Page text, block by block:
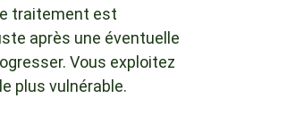
traitement est
après une éventuelle
Vous exploitez
plus vulnérable.